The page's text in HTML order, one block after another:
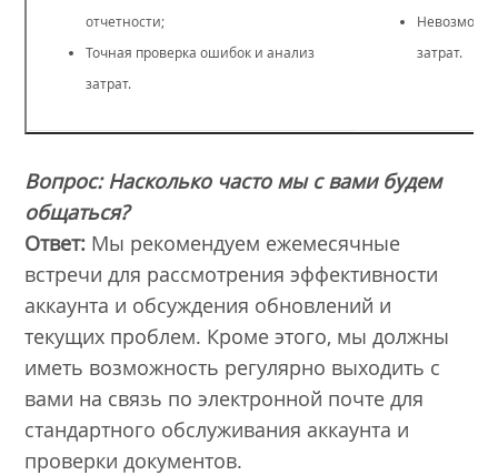
отчетности;
Точная проверка ошибок и анализ
затрат.
затрат.
Вопрос: Насколько часто мы с вами будем
общаться?
Ответ: Мы рекомендуем ежемесячные
встречи для рассмотрения эффективности
аккаунта и обсуждения обновлений и
текущих проблем. Кроме этого, мы должны
иметь возможность регулярно выходить с
вами на связь по электронной почте для
стандартного обслуживания аккаунта и
проверки документов.